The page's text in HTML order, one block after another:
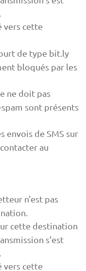
vers cette
de type bit.ly
bloqués par les
ne doit pas
sont présents
envois de SMS sur
au
n'est pas
cette destination
s'est
vers cette